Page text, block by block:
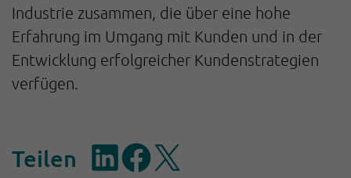
Industrie zusammen, die über eine hohe
Erfahrung im Umgang mit Kunden und in der
Entwicklung erfolgreicher Kundenstrategien
verfügen.
Teilen